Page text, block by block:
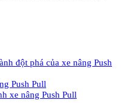
đột phá của xe nâng Push
Push Pull
xe nâng Push Pull